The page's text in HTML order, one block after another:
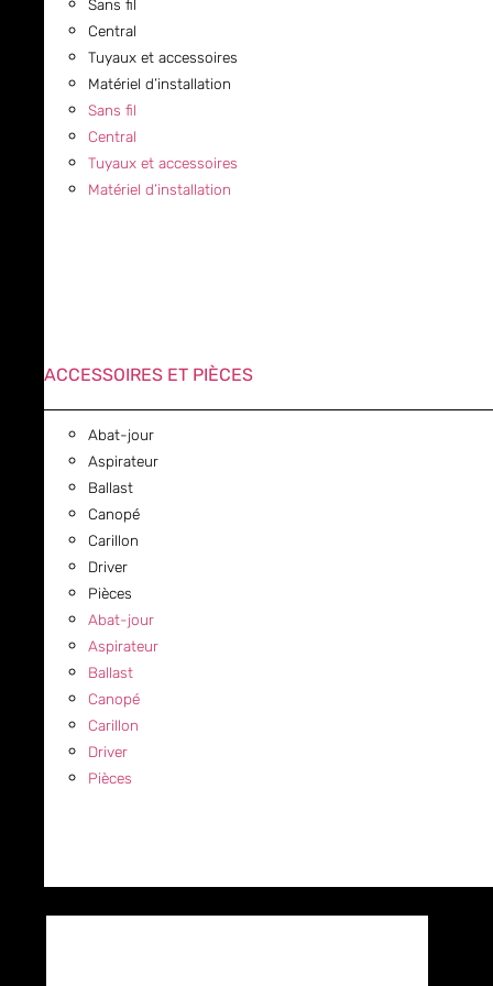
Sans fil
Central
Tuyaux et accessoires
Matériel d’installation
Sans fil
Central
Tuyaux et accessoires
Matériel d’installation
ACCESSOIRES ET PIÈCES
Abat-jour
Aspirateur
Ballast
Canopé
Carillon
Driver
Pièces
Abat-jour
Aspirateur
Ballast
Canopé
Carillon
Driver
Pièces